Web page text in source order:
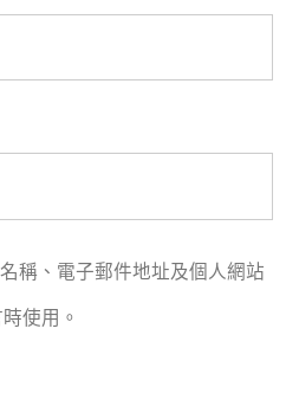
稱、電子郵件地址及個人網站
使用。